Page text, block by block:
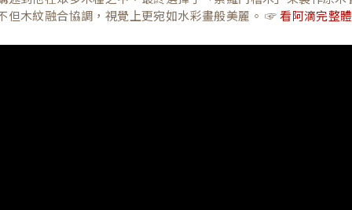
但木紋融合協調，視覺上更宛如水彩畫般美麗。 ☞看阿滴完整